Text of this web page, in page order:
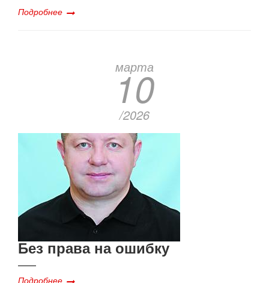
Подробнее
марта
10
/2026
Без права на ошибку
Подробнее